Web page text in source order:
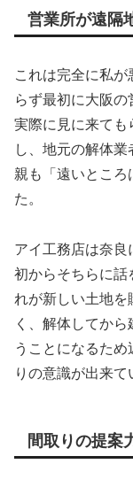
営業所が遠隔
これは完全に私
らず最初に大阪の
実際に見に来ても
し、地元の解体
親も「遠いところ
た。
アイ工務店は奈良
初からそちらに話
れが新しい土地
く、解体してか
うことになるた
りの意識が出来て
間取りの提案